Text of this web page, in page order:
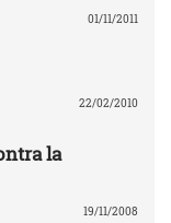
01/11/2011
22/02/2010
la
19/11/2008